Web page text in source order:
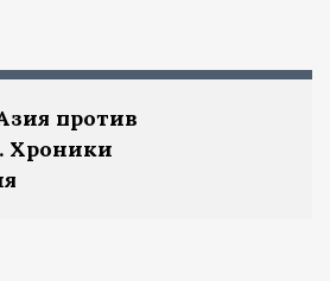
против
Хроники